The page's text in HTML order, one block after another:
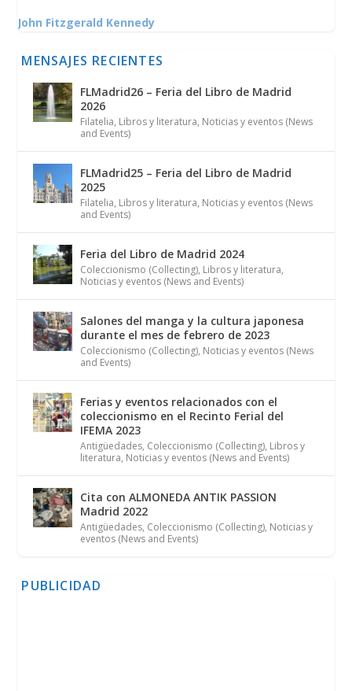
John Fitzgerald Kennedy
MENSAJES RECIENTES
FLMadrid26 – Feria del Libro de Madrid
2026
Filatelia, Libros y literatura, Noticias y eventos (News
and Events)
FLMadrid25 – Feria del Libro de Madrid
2025
Filatelia, Libros y literatura, Noticias y eventos (News
and Events)
Feria del Libro de Madrid 2024
Coleccionismo (Collecting), Libros y literatura,
Noticias y eventos (News and Events)
Salones del manga y la cultura japonesa
durante el mes de febrero de 2023
Coleccionismo (Collecting), Noticias y eventos (News
and Events)
Ferias y eventos relacionados con el
coleccionismo en el Recinto Ferial del
IFEMA 2023
Antigüedades, Coleccionismo (Collecting), Libros y
literatura, Noticias y eventos (News and Events)
Cita con ALMONEDA ANTIK PASSION
Madrid 2022
Antigüedades, Coleccionismo (Collecting), Noticias y
eventos (News and Events)
PUBLICIDAD